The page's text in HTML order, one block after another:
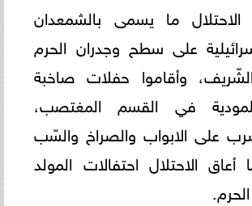
ما يسمى بالشمعدان
على سطح وجدران الحرم
الشّريف، وأقاموا حفلات صاخبة
في القسم المغتصب،
على الابواب والصراخ والسّب
أعاق الاحتلال احتفالات المولد